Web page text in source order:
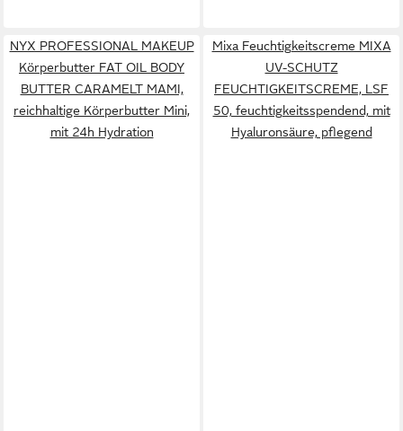
NYX PROFESSIONAL MAKEUP
Körperbutter FAT OIL BODY
BUTTER CARAMELT MAMI,
reichhaltige Körperbutter Mini,
mit 24h Hydration
Mixa Feuchtigkeitscreme MIXA
UV-SCHUTZ
FEUCHTIGKEITSCREME, LSF
50, feuchtigkeitsspendend, mit
Hyaluronsäure, pflegend